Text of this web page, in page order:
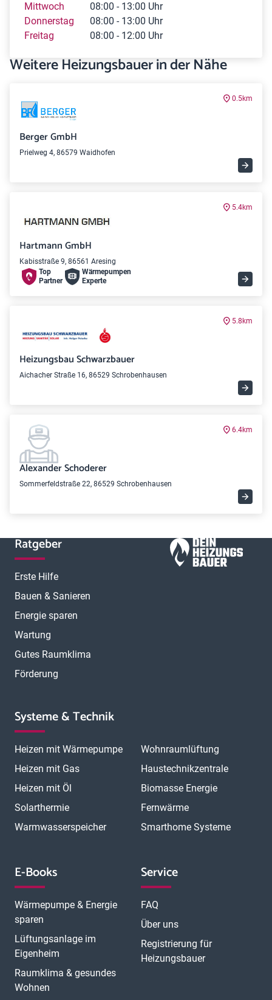
Mittwoch
08:00 - 13:00 Uhr
Donnerstag
08:00 - 13:00 Uhr
Freitag
08:00 - 12:00 Uhr
Weitere Heizungsbauer in der Nähe
0.5km
Berger GmbH
Prielweg 4, 86579 Waidhofen
5.4km
Hartmann GmbH
Kabisstraße 9, 86561 Aresing
Top
Partner
Wärme­pumpen
Experte
5.8km
Heizungsbau Schwarzbauer
Aichacher Straße 16, 86529 Schrobenhausen
6.4km
Alexander Schoderer
Sommerfeldstraße 22, 86529 Schrobenhausen
Ratgeber
Erste Hilfe
Bauen & Sanieren
Energie sparen
Wartung
Gutes Raumklima
Förderung
Systeme & Technik
Heizen mit Wärmepumpe
Heizen mit Gas
Heizen mit Öl
Solarthermie
Warmwasserspeicher
Wohnraumlüftung
Haustechnikzentrale
Biomasse Energie
Fernwärme
Smarthome Systeme
E-Books
Wärmepumpe & Energie
sparen
Lüftungsanlage im
Eigenheim
Raumklima & gesundes
Wohnen
Service
FAQ
Über uns
Registrierung für
Heizungsbauer